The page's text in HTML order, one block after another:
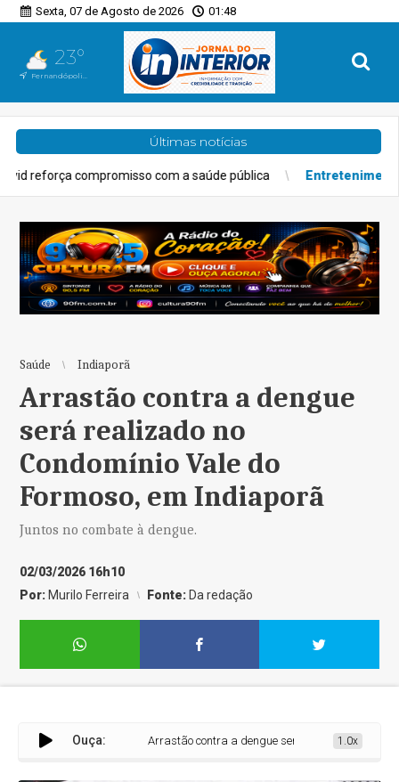
Sexta, 07 de Agosto de 2026 01:48
23°
Fernandópolis, SP
Últimas notícias
com a saúde pública Entretenimento Experiência
Saúde Indiaporã
Arrastão contra a dengue
será realizado no
Condomínio Vale do
Formoso, em Indiaporã
Juntos no combate à dengue.
02/03/2026 16h10
Por: Murilo Ferreira Fonte: Da redação
Ouça: Arrastão contra a dengue será realizado no1.0x